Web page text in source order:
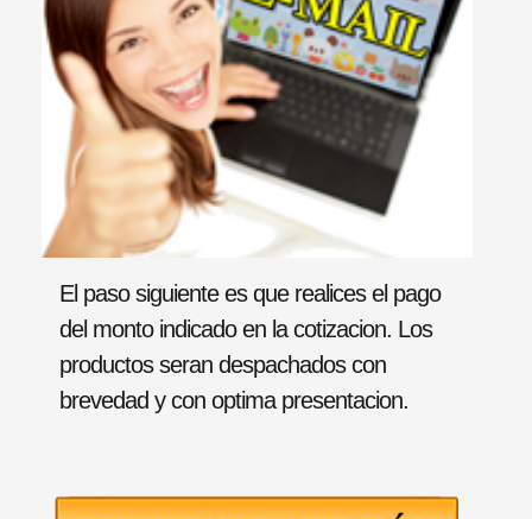
El paso siguiente es que realices el pago
del monto indicado en la cotizacion. Los
productos seran despachados con
brevedad y con optima presentacion.